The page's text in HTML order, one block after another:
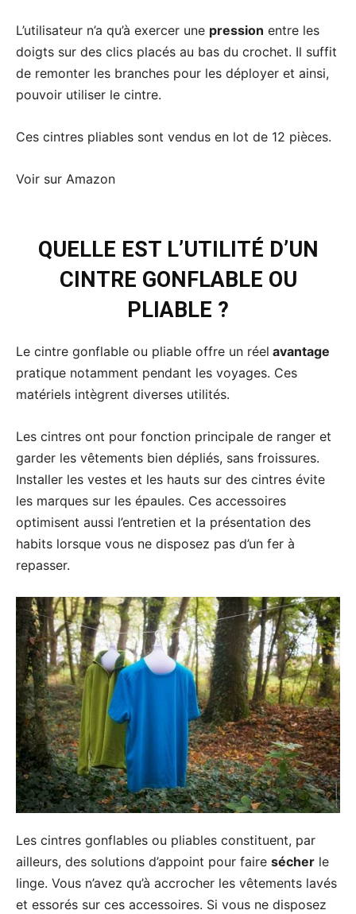
L’utilisateur n’a qu’à exercer une pression entre les
doigts sur des clics placés au bas du crochet. Il suffit
de remonter les branches pour les déployer et ainsi,
pouvoir utiliser le cintre.
Ces cintres pliables sont vendus en lot de 12 pièces.
Voir sur Amazon
QUELLE EST L’UTILITÉ D’UN
CINTRE GONFLABLE OU
PLIABLE ?
Le cintre gonflable ou pliable offre un réel avantage
pratique notamment pendant les voyages. Ces
matériels intègrent diverses utilités.
Les cintres ont pour fonction principale de ranger et
garder les vêtements bien dépliés, sans froissures.
Installer les vestes et les hauts sur des cintres évite
les marques sur les épaules. Ces accessoires
optimisent aussi l’entretien et la présentation des
habits lorsque vous ne disposez pas d’un fer à
repasser.
Les cintres gonflables ou pliables constituent, par
ailleurs, des solutions d’appoint pour faire sécher le
linge. Vous n’avez qu’à accrocher les vêtements lavés
et essorés sur ces accessoires. Si vous ne disposez